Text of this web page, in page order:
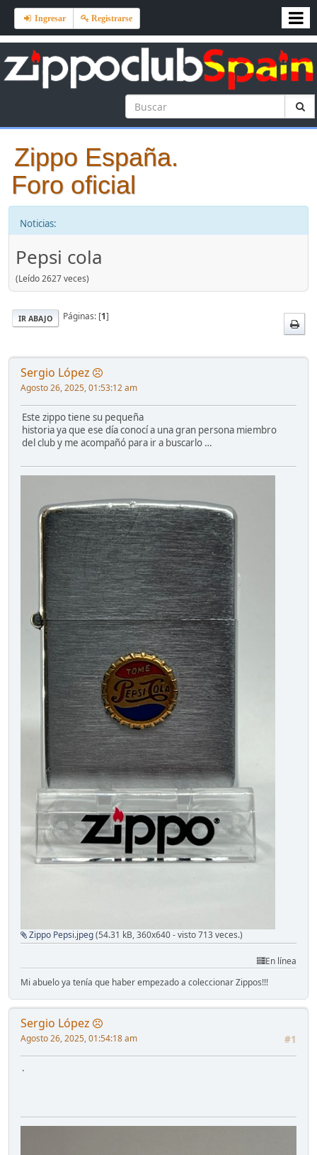
Ingresar Registrarse
Zippo España.
Foro oficial
Noticias:
Pepsi cola
(Leído 2627 veces)
IR ABAJO Páginas: [1]
Sergio López
Agosto 26, 2025, 01:53:12 am
Este zippo tiene su pequeña
historia ya que ese día conocí a una gran persona miembro
del club y me acompañó para ir a buscarlo …
Zippo Pepsi.jpeg(54.31 kB, 360x640 - visto 713 veces.)
En línea
Mi abuelo ya tenía que haber empezado a coleccionar Zippos!!!
Sergio López
#1
Agosto 26, 2025, 01:54:18 am
.